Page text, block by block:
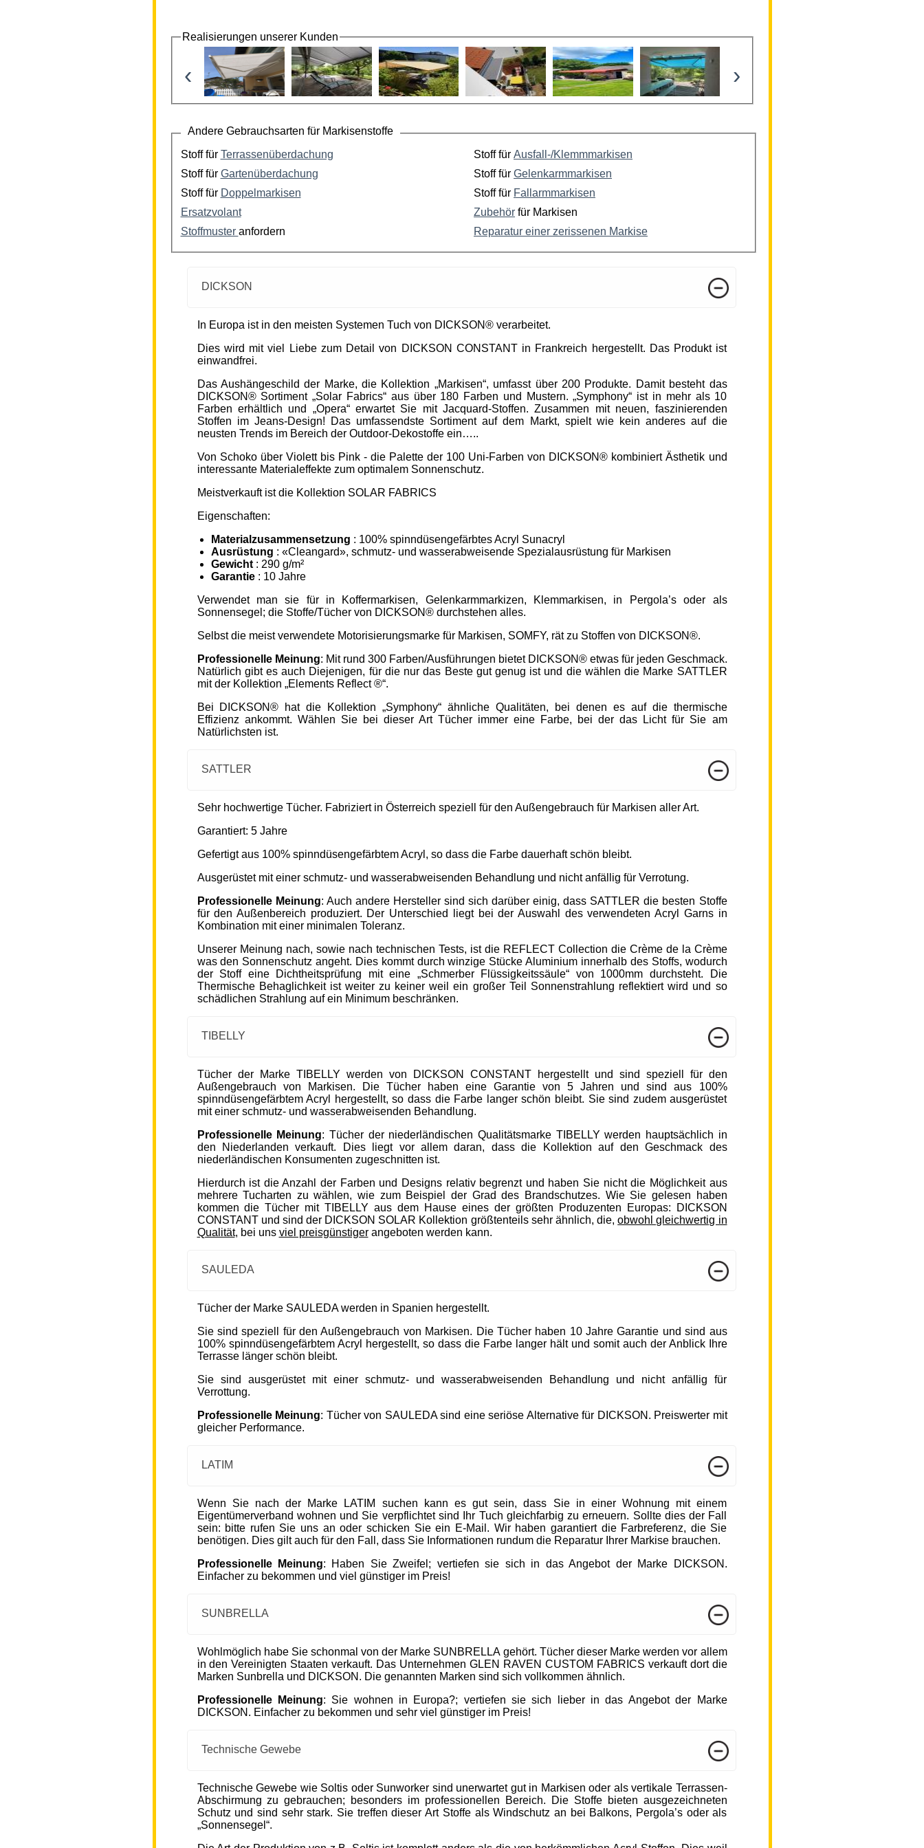
Realisierungen unserer Kunden
‹ ›
Andere Gebrauchsarten für Markisenstoffe
Stoff für Terrassenüberdachung Stoff für Ausfall-/Klemmmarkisen
Stoff für Gartenüberdachung Stoff für Gelenkarmmarkisen
Stoff für Doppelmarkisen Stoff für Fallarmmarkisen
Ersatzvolant
Zubehör für Markisen
Stoffmuster anfordern Reparatur einer zerissenen Markise
DICKSON
In Europa ist in den meisten Systemen Tuch von DICKSON® verarbeitet.
Dies wird mit viel Liebe zum Detail von DICKSON CONSTANT in Frankreich hergestellt. Das Produkt ist
einwandfrei.
Das Aushängeschild der Marke, die Kollektion „Markisen“, umfasst über 200 Produkte. Damit besteht das
DICKSON® Sortiment „Solar Fabrics“ aus über 180 Farben und Mustern. „Symphony“ ist in mehr als 10
Farben erhältlich und „Opera“ erwartet Sie mit Jacquard-Stoffen. Zusammen mit neuen, faszinierenden
Stoffen im Jeans-Design! Das umfassendste Sortiment auf dem Markt, spielt wie kein anderes auf die
neusten Trends im Bereich der Outdoor-Dekostoffe ein…..
Von Schoko über Violett bis Pink - die Palette der 100 Uni-Farben von DICKSON® kombiniert Ästhetik und
interessante Materialeffekte zum optimalem Sonnenschutz.
Meistverkauft ist die Kollektion SOLAR FABRICS
Eigenschaften:
Materialzusammensetzung : 100% spinndüsengefärbtes Acryl Sunacryl
Ausrüstung : «Cleangard», schmutz- und wasserabweisende Spezialausrüstung für Markisen
Gewicht: 290 g/m²
Garantie: 10 Jahre
Verwendet man sie für in Koffermarkisen, Gelenkarmmarkizen, Klemmarkisen, in Pergola’s oder als
Sonnensegel; die Stoffe/Tücher von DICKSON® durchstehen alles.
Selbst die meist verwendete Motorisierungsmarke für Markisen, SOMFY, rät zu Stoffen von DICKSON®.
Professionelle Meinung: Mit rund 300 Farben/Ausführungen bietet DICKSON® etwas für jeden Geschmack.
Natürlich gibt es auch Diejenigen, für die nur das Beste gut genug ist und die wählen die Marke SATTLER
mit der Kollektion „Elements Reflect ®“.
Bei DICKSON® hat die Kollektion „Symphony“ ähnliche Qualitäten, bei denen es auf die thermische
Effizienz ankommt. Wählen Sie bei dieser Art Tücher immer eine Farbe, bei der das Licht für Sie am
Natürlichsten ist.
SATTLER
Sehr hochwertige Tücher. Fabriziert in Österreich speziell für den Außengebrauch für Markisen aller Art.
Garantiert: 5 Jahre
Gefertigt aus 100% spinndüsengefärbtem Acryl, so dass die Farbe dauerhaft schön bleibt.
Ausgerüstet mit einer schmutz- und wasserabweisenden Behandlung und nicht anfällig für Verrotung.
Professionelle Meinung: Auch andere Hersteller sind sich darüber einig, dass SATTLER die besten Stoffe
für den Außenbereich produziert. Der Unterschied liegt bei der Auswahl des verwendeten Acryl Garns in
Kombination mit einer minimalen Toleranz.
Unserer Meinung nach, sowie nach technischen Tests, ist die REFLECT Collection die Crème de la Crème
was den Sonnenschutz angeht. Dies kommt durch winzige Stücke Aluminium innerhalb des Stoffs, wodurch
der Stoff eine Dichtheitsprüfung mit eine „Schmerber Flüssigkeitssäule“ von 1000mm durchsteht. Die
Thermische Behaglichkeit ist weiter zu keiner weil ein großer Teil Sonnenstrahlung reflektiert wird und so
schädlichen Strahlung auf ein Minimum beschränken.
TIBELLY
Tücher der Marke TIBELLY werden von DICKSON CONSTANT hergestellt und sind speziell für den
Außengebrauch von Markisen. Die Tücher haben eine Garantie von 5 Jahren und sind aus 100%
spinndüsengefärbtem Acryl hergestellt, so dass die Farbe langer schön bleibt. Sie sind zudem ausgerüstet
mit einer schmutz- und wasserabweisenden Behandlung.
Professionelle Meinung: Tücher der niederländischen Qualitätsmarke TIBELLY werden hauptsächlich in
den Niederlanden verkauft. Dies liegt vor allem daran, dass die Kollektion auf den Geschmack des
niederländischen Konsumenten zugeschnitten ist.
Hierdurch ist die Anzahl der Farben und Designs relativ begrenzt und haben Sie nicht die Möglichkeit aus
mehrere Tucharten zu wählen, wie zum Beispiel der Grad des Brandschutzes. Wie Sie gelesen haben
kommen die Tücher mit TIBELLY aus dem Hause eines der größten Produzenten Europas: DICKSON
CONSTANT und sind der DICKSON SOLAR Kollektion größtenteils sehr ähnlich, die,obwohl gleichwertig in
Qualität, bei uns viel preisgünstigerangeboten werden kann.
SAULEDA
Tücher der Marke SAULEDA werden in Spanien hergestellt.
Sie sind speziell für den Außengebrauch von Markisen. Die Tücher haben 10 Jahre Garantie und sind aus
100% spinndüsengefärbtem Acryl hergestellt, so dass die Farbe langer hält und somit auch der Anblick Ihre
Terrasse länger schön bleibt.
Sie sind ausgerüstet mit einer schmutz- und wasserabweisenden Behandlung und nicht anfällig für
Verrottung.
Professionelle Meinung: Tücher von SAULEDA sind eine seriöse Alternative für DICKSON. Preiswerter mit
gleicher Performance.
LATIM
Wenn Sie nach der Marke LATIM suchen kann es gut sein, dass Sie in einer Wohnung mit einem
Eigentümerverband wohnen und Sie verpflichtet sind Ihr Tuch gleichfarbig zu erneuern. Sollte dies der Fall
sein: bitte rufen Sie uns an oder schicken Sie ein E-Mail. Wir haben garantiert die Farbreferenz, die Sie
benötigen. Dies gilt auch für den Fall, dass Sie Informationen rundum die Reparatur Ihrer Markise brauchen.
Professionelle Meinung: Haben Sie Zweifel; vertiefen sie sich in das Angebot der Marke DICKSON.
Einfacher zu bekommen und viel günstiger im Preis!
SUNBRELLA
Wohlmöglich habe Sie schonmal von der Marke SUNBRELLA gehört. Tücher dieser Marke werden vor allem
in den Vereinigten Staaten verkauft. Das Unternehmen GLEN RAVEN CUSTOM FABRICS verkauft dort die
Marken Sunbrella und DICKSON. Die genannten Marken sind sich vollkommen ähnlich.
Professionelle Meinung: Sie wohnen in Europa?; vertiefen sie sich lieber in das Angebot der Marke
DICKSON. Einfacher zu bekommen und sehr viel günstiger im Preis!
Technische Gewebe
Technische Gewebe wie Soltis oder Sunworker sind unerwartet gut in Markisen oder als vertikale Terrassen-
Abschirmung zu gebrauchen; besonders im professionellen Bereich. Die Stoffe bieten ausgezeichneten
Schutz und sind sehr stark. Sie treffen dieser Art Stoffe als Windschutz an bei Balkons, Pergola’s oder als
„Sonnensegel“.